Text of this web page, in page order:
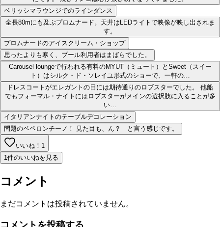
ベリッシマラウンジでのラインダンス
全長80mにも及ぶプロムナード。天井はLEDライトで映像が映し出されま
す。
プロムナードのアイスクリーム・ショップ
思ったよりも寒く、プール利用者はまばらでした。
Carousel loungeで行われる有料のMYUT（ミュート）とSweet（スイー
ト）はシルク・ド・ソレイユ形式のショーで、一軒の…
ドレスコートがエレガントの日には期待通りのロブスターでした。 他船
でもフォーマル・ナイトにはロブスターがメインの選択肢に入ることが多
い…
イタリアンナイトのテーブルデコレーション
問題のペペロンチーノ！ 見た目も、ん？ と言う感じです。
いいね！ 1
1件のいいねを見る
コメント
まだコメントは投稿されていません。
コメントを投稿する